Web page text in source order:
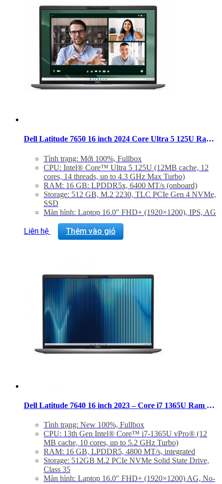
Dell Latitude 7650 16 inch 2024 Core Ultra 5 125U Ram 16GB SSD 512GB FHD+ Windows 11 Pro
Tình trạng: Mới 100%, Fullbox
CPU: Intel® Core™ Ultra 5 125U (12MB cache, 12
cores, 14 threads, up to 4.3 GHz Max Turbo)
RAM: 16 GB: LPDDR5x, 6400 MT/s (onboard)
Storage: 512 GB, M.2 2230, TLC PCIe Gen 4 NVMe,
SSD
Màn hình: Laptop 16.0″ FHD+ (1920×1200), IPS, AG
VGA: Integrated Intel® graphics, Core™ Ultra 5 125U
non-vPRO Processor, 16GB LPDDR5x Memory
Liên hệ Thêm vào giỏ
Dell Latitude 7640 16 inch 2023 – Core i7 1365U Ram 16GB SSD 512GB FHD+
Tình trạng: New 100%, Fullbox
CPU: 13th Gen Intel® Core™ i7-1365U vPro® (12
MB cache, 10 cores, up to 5.2 GHz Turbo)
RAM: 16 GB, LPDDR5, 4800 MT/s, integrated
Storage: 512GB M.2 PCIe NVMe Solid State Drive,
Class 35
Màn hình: Laptop 16.0″ FHD+ (1920×1200) AG, No-